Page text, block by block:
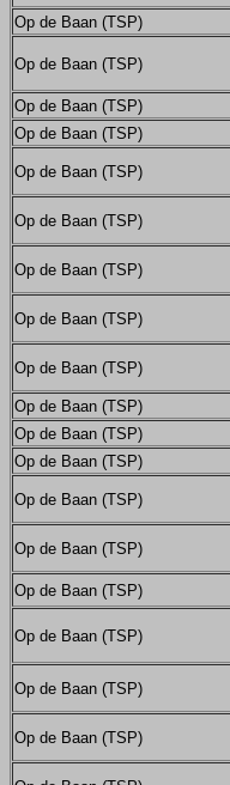
Op de Baan (TSP)
Op de Baan (TSP)
Op de Baan (TSP)
Op de Baan (TSP)
Op de Baan (TSP)
Op de Baan (TSP)
Op de Baan (TSP)
Op de Baan (TSP)
Op de Baan (TSP)
Op de Baan (TSP)
Op de Baan (TSP)
Op de Baan (TSP)
Op de Baan (TSP)
Op de Baan (TSP)
Op de Baan (TSP)
Op de Baan (TSP)
Op de Baan (TSP)
Op de Baan (TSP)